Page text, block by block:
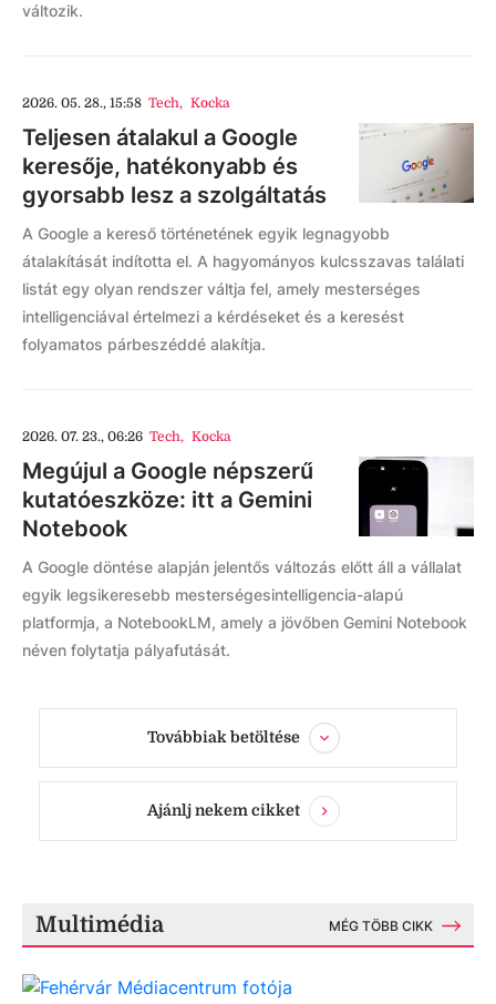
változik.
2026. 05. 28., 15:58 Tech, Kocka
Teljesen átalakul a Google
keresője, hatékonyabb és
gyorsabb lesz a szolgáltatás
A Google a kereső történetének egyik legnagyobb
átalakítását indította el. A hagyományos kulcsszavas találati
listát egy olyan rendszer váltja fel, amely mesterséges
intelligenciával értelmezi a kérdéseket és a keresést
folyamatos párbeszéddé alakítja.
2026. 07. 23., 06:26 Tech, Kocka
Megújul a Google népszerű
kutatóeszköze: itt a Gemini
Notebook
A Google döntése alapján jelentős változás előtt áll a vállalat
egyik legsikeresebb mesterségesintelligencia-alapú
platformja, a NotebookLM, amely a jövőben Gemini Notebook
néven folytatja pályafutását.
Továbbiak betöltése
Ajánlj nekem cikket
Multimédia MÉG TÖBB CIKK